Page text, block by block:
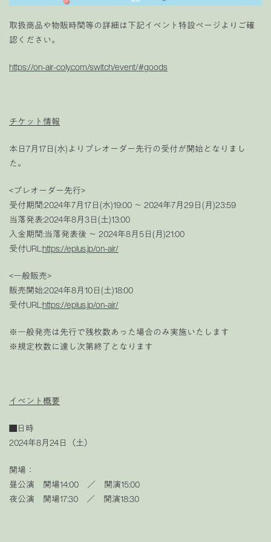
取扱商品や物販時間等の詳細は下記イベント特設ページよりご確
認ください。
https://on-air-coly.com/switch/event/#goods
チケット情報
本日7月17日(水)よりプレオーダー先行の受付が開始となりまし
た。
<プレオーダー先行>
受付期間:2024年7月17日(水)19:00 〜 2024年7月29日(月)23:59
当落発表:2024年8月3日(土)13:00
入金期間:当落発表後 〜 2024年8月5日(月)21:00
受付URL:https://eplus.jp/on-air/
<一般販売>
販売開始:2024年8月10日(土)18:00
受付URL:https://eplus.jp/on-air/
※一般発売は先行で残枚数あった場合のみ実施いたします
※規定枚数に達し次第終了となります
イベント概要
■日時
2024年8月24日（土）
開場：
昼公演 開場14:00 ／ 開演15:00
夜公演 開場17:30 ／ 開演18:30